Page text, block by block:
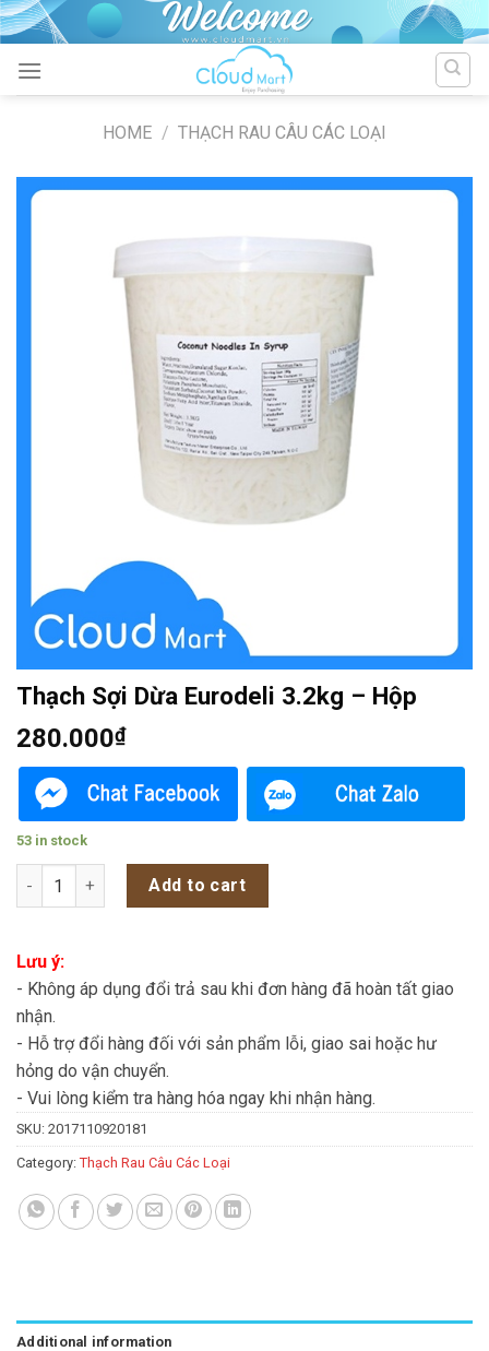
Skip
to
content
HOME / THẠCH RAU CÂU CÁC LOẠI
Thạch Sợi Dừa Eurodeli 3.2kg – Hộp
280.000₫
53 in stock
Thạch Sợi Dừa Eurodeli 3.2kg - Hộp quantity
Add to cart
Lưu ý:
- Không áp dụng đổi trả sau khi đơn hàng đã hoàn tất giao
nhận.
- Hỗ trợ đổi hàng đối với sản phẩm lỗi, giao sai hoặc hư
hỏng do vận chuyển.
- Vui lòng kiểm tra hàng hóa ngay khi nhận hàng.
SKU: 2017110920181
Category: Thạch Rau Câu Các Loại
Additional information